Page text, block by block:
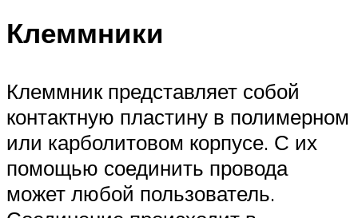
Клеммники
Клеммник представляет собой
контактную пластину в полимерном
или карболитовом корпусе. С их
помощью соединить провода
может любой пользователь.